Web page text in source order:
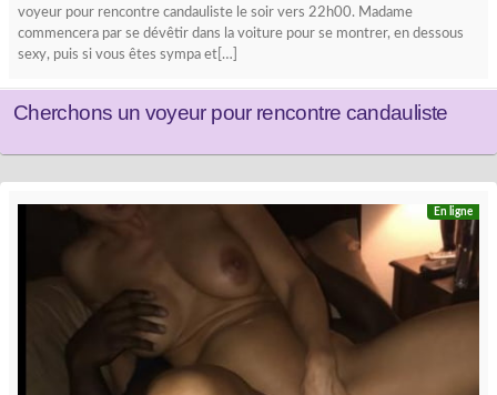
voyeur pour rencontre candauliste le soir vers 22h00. Madame
commencera par se dévêtir dans la voiture pour se montrer, en dessous
sexy, puis si vous êtes sympa et[…]
Cherchons un voyeur pour rencontre candauliste
En ligne